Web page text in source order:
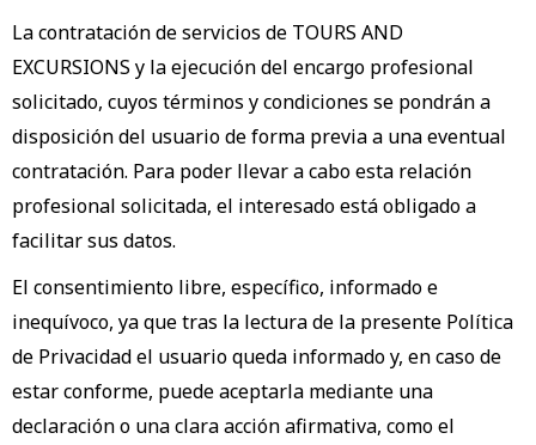
La contratación de servicios de TOURS AND
EXCURSIONS y la ejecución del encargo profesional
solicitado, cuyos términos y condiciones se pondrán a
disposición del usuario de forma previa a una eventual
contratación. Para poder llevar a cabo esta relación
profesional solicitada, el interesado está obligado a
facilitar sus datos.
El consentimiento libre, específico, informado e
inequívoco, ya que tras la lectura de la presente Política
de Privacidad el usuario queda informado y, en caso de
estar conforme, puede aceptarla mediante una
declaración o una clara acción afirmativa, como el